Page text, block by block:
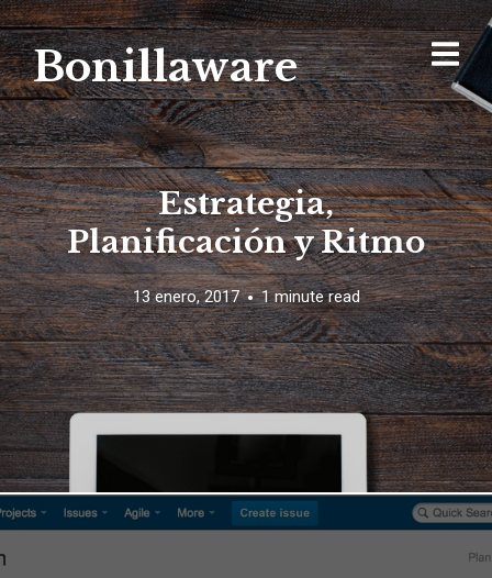
Bonillaware
Estrategia,
Planificación y Ritmo
13 enero, 2017 1 minute read